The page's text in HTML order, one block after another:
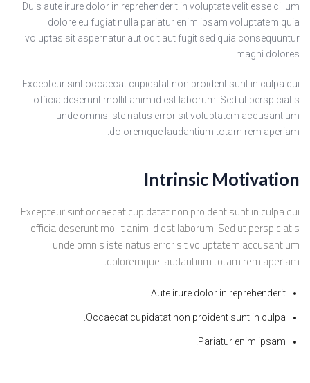
Duis aute irure dolor in reprehenderit in voluptate velit esse cillum
dolore eu fugiat nulla pariatur enim ipsam voluptatem quia
voluptas sit aspernatur aut odit aut fugit sed quia consequuntur
magni dolores.
Excepteur sint occaecat cupidatat non proident sunt in culpa qui
officia deserunt mollit anim id est laborum. Sed ut perspiciatis
unde omnis iste natus error sit voluptatem accusantium
doloremque laudantium totam rem aperiam.
Intrinsic Motivation
Excepteur sint occaecat cupidatat non proident sunt in culpa qui
officia deserunt mollit anim id est laborum. Sed ut perspiciatis
unde omnis iste natus error sit voluptatem accusantium
doloremque laudantium totam rem aperiam.
Aute irure dolor in reprehenderit.
Occaecat cupidatat non proident sunt in culpa.
Pariatur enim ipsam.